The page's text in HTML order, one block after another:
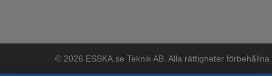
© 2026 ESSKA.se Teknik AB. Alla rättigheter förbehållna.